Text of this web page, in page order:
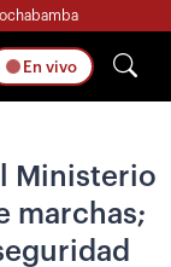
En vivo
Ministerio
marchas;